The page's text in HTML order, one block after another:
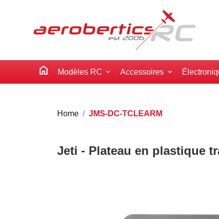
home Modèles RC Accessoires
Home JMS-DC-TCLEARM
Jeti - Plateau en plastique